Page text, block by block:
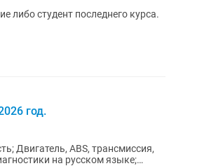
либо студент последнего курса.
год.
Двигатель, ABS, трансмиссия,
на русском языке;